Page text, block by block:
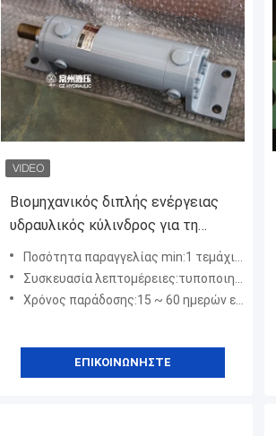
Βιομηχανικός διπλής ενέργειας
υδραυλικός κύλινδρος για τη
συσκευασία/την κατασκευή
Ποσότητα παραγγελίας min:1 τεμάχιο / Τεμάχια
Συσκευασία λεπτομέρειες:τυποποιημένο λογισμικό κατά την εξαγωγή
Χρόνος παράδοσης:15 ~ 60 ημερών εξαρτάται από τον τύπο προϊόντων
ΕΠΙΚΟΙΝΩΝΉΣΤΕ